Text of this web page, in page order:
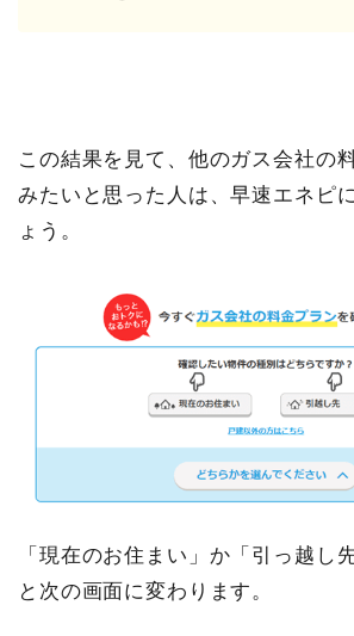
この結果を見て、他のガス会社の
みたいと思った人は、早速エネピ
ょう。
「現在のお住まい」か「引っ越し
と次の画面に変わります。